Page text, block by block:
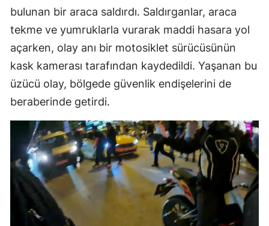
bulunan bir araca saldırdı. Saldırganlar, araca
tekme ve yumruklarla vurarak maddi hasara yol
açarken, olay anı bir motosiklet sürücüsünün
kask kamerası tarafından kaydedildi. Yaşanan bu
üzücü olay, bölgede güvenlik endişelerini de
beraberinde getirdi.